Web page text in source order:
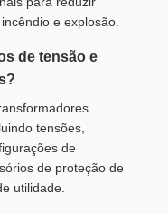
e explosão.
de tensão e
tensões,
de
de proteção de
utilidade.